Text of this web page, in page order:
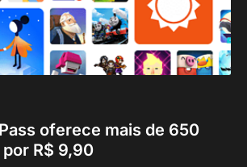
oferece mais de 650
R$ 9,90